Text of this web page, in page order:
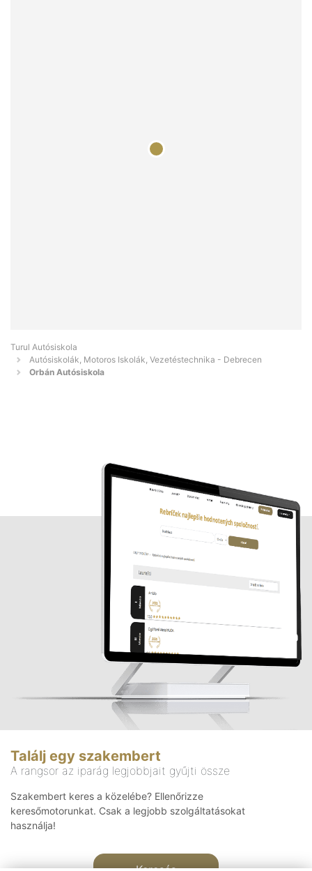
Turul Autósiskola
Autósiskolák, Motoros Iskolák, Vezetéstechnika - Debrecen
Orbán Autósiskola
Találj egy szakembert
A rangsor az iparág legjobbjait gyűjti össze
Szakembert keres a közelébe? Ellenőrizze
keresőmotorunkat. Csak a legjobb szolgáltatásokat
használja!